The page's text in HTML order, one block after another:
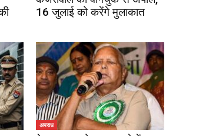
16 जुलाई को करेंगे मुलाकात
अपराध